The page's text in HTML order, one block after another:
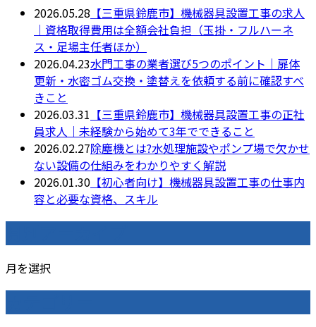
2026.05.28 【三重県鈴鹿市】機械器具設置工事の求人
｜資格取得費用は全額会社負担（玉掛・フルハーネ
ス・足場主任者ほか）
2026.04.23水門工事の業者選び5つのポイント｜扉体
更新・水密ゴム交換・塗替えを依頼する前に確認すべ
きこと
2026.03.31 【三重県鈴鹿市】機械器具設置工事の正社
員求人｜未経験から始めて3年でできること
2026.02.27除塵機とは?水処理施設やポンプ場で欠かせ
ない設備の仕組みをわかりやすく解説
2026.01.30 【初心者向け】機械器具設置工事の仕事内
容と必要な資格、スキル
月を選択